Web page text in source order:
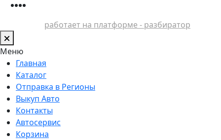
работает на платформе - разбиратор
Меню
Главная
Каталог
Отправка в Регионы
Выкуп Авто
Контакты
Автосервис
Корзина